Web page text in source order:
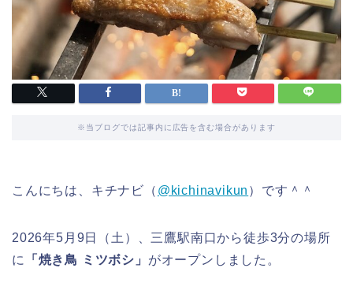
※当ブログでは記事内に広告を含む場合があります
こんにちは、キチナビ（ @kichinavikun ）です＾＾
2026年5月9日（土）、三鷹駅南口から徒歩3分の場所
に
「焼き鳥 ミツボシ」 がオープンしました。